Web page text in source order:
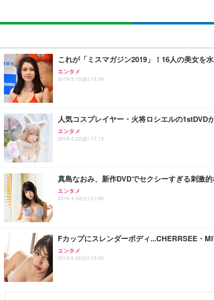
これが「ミスマガジン2019」！16人の美女を
エンタメ
2019.5.10(金) 13:39
人気コスプレイヤー・火将ロシエルの
エンタメ
2019.3.22(金) 17:15
真島なおみ、新作DVDでセクシーすぎる刺激的
エンタメ
2019.4.30(火) 21:50
Fカップにスレンダーボディ...CHERRSEE・
エンタメ
2019.5.26(日) 10:03